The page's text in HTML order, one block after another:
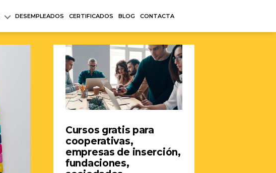
DESEMPLEADOS CERTIFICADOS BLOG CONTACTA
Cursos gratis para
cooperativas,
empresas de inserción,
fundaciones,